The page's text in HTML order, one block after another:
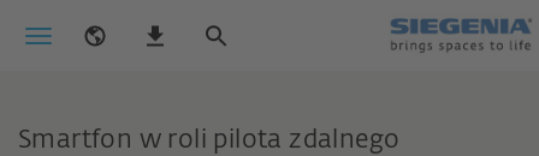
Smartfon w roli pilota zdalnego